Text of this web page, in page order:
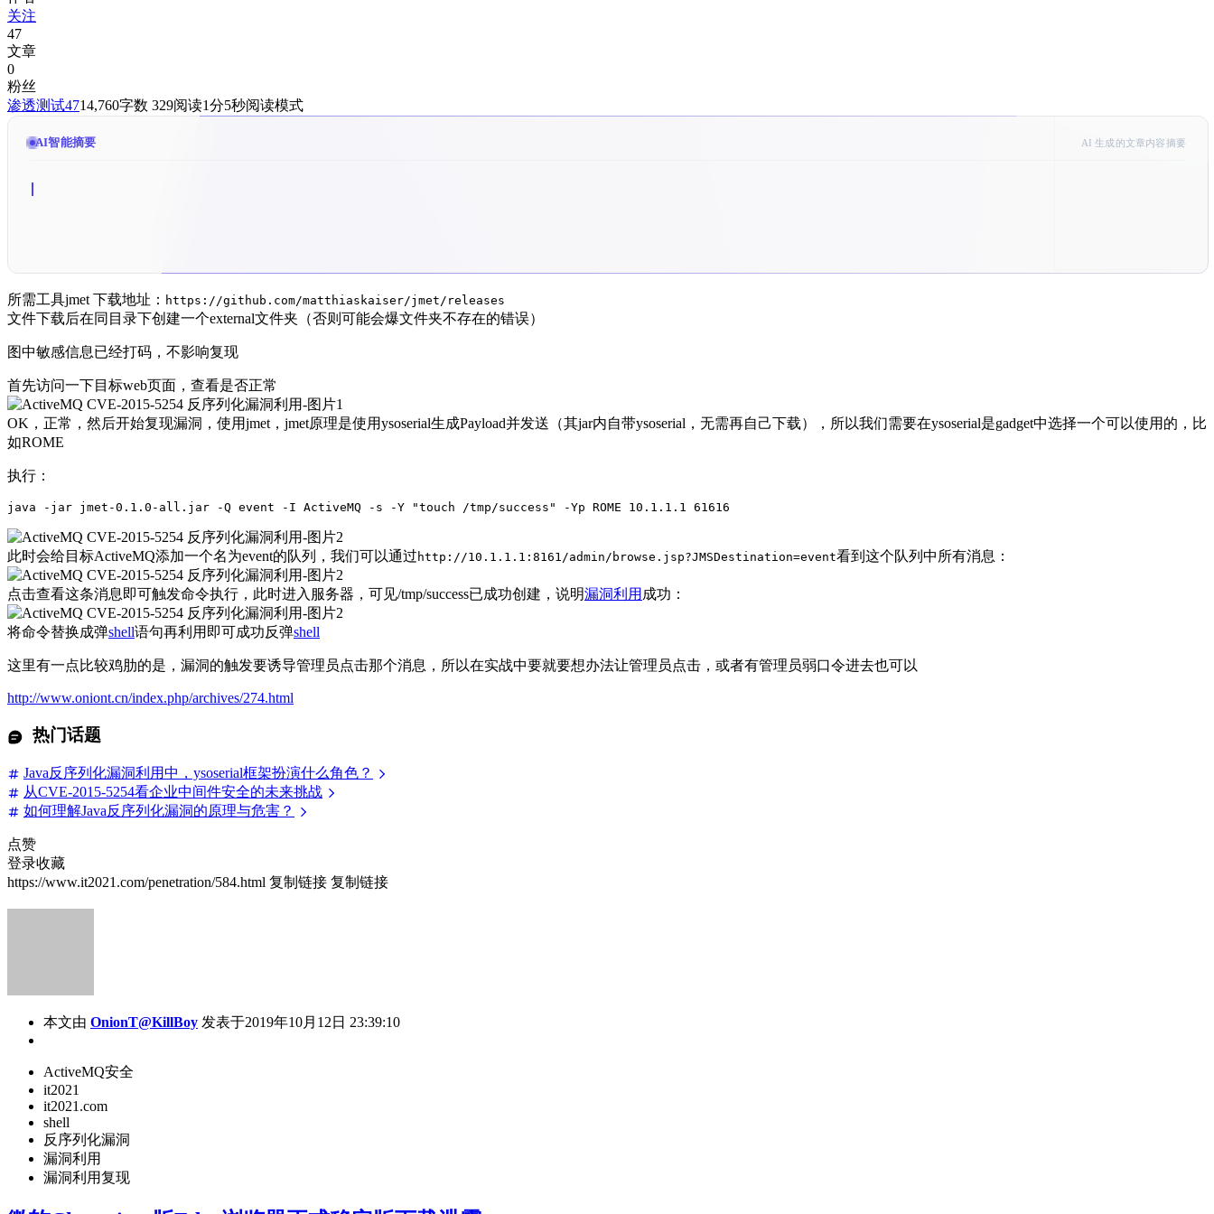
关注
47
文章
0
粉丝
渗透测试4714,760字数 329阅读1分5秒阅读模式
AI智能摘要 AI 生成的文章内容摘要
所需工具jmet 下载地址： https://github.com/matthiaskaiser/jmet/releases
文件下载后在同目录下创建一个external文件夹（否则可能会爆文件夹不存在的错误）
图中敏感信息已经打码，不影响复现
首先访问一下目标web页面，查看是否正常
OK，正常，然后开始复现漏洞，使用jmet，jmet原理是使用ysoserial生成Payload并发送（其jar内自带ysoserial，无需再自己下载），所以我们需要在ysoserial是gadget中选择一个可以使用的，比
如ROME
执行：
java -jar jmet-0.1.0-all.jar -Q event -I ActiveMQ -s -Y "touch /tmp/success" -Yp ROME 10.1.1.1 61616
此时会给目标ActiveMQ添加一个名为event的队列，我们可以通过 http://10.1.1.1:8161/admin/browse.jsp?JMSDestination=event看到这个队列中所有消息：
点击查看这条消息即可触发命令执行，此时进入服务器，可见/tmp/success已成功创建，说明漏洞利用 成功：
将命令替换成弹shell语句再利用即可成功反弹shell
这里有一点比较鸡肋的是，漏洞的触发要诱导管理员点击那个消息，所以在实战中要就要想办法让管理员点击，或者有管理员弱口令进去也可以
http://www.oniont.cn/index.php/archives/274.html
热门话题
Java反序列化漏洞利用中，ysoserial框架扮演什么角色？
从CVE-2015-5254看企业中间件安全的未来挑战
如何理解Java反序列化漏洞的原理与危害？
点赞
登录收藏
https://www.it2021.com/penetration/584.html 复制链接 复制链接
本文由 OnionT@KillBoy 发表于2019年10月12日 23:39:10
ActiveMQ安全
it2021
it2021.com
shell
反序列化漏洞
漏洞利用
漏洞利用复现